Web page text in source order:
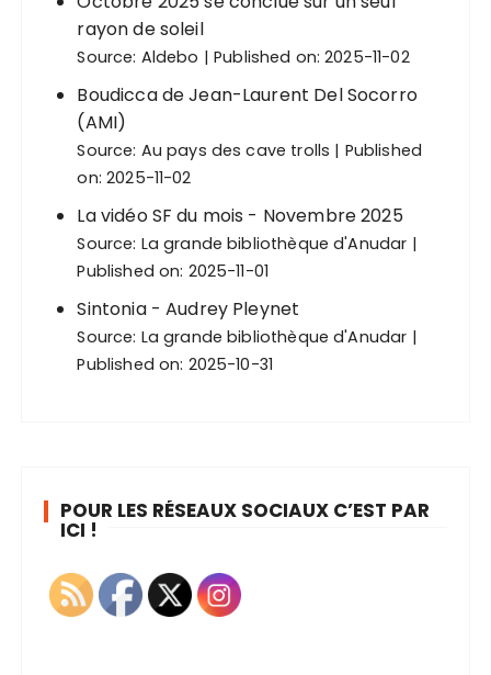
rayon de soleil
Source: Aldebo Published on: 2025-11-02
Boudicca de Jean-Laurent Del Socorro
(AMI)
Source: Au pays des cave trolls
Published
on: 2025-11-02
La vidéo SF du mois - Novembre 2025
Source: La grande bibliothèque d'Anudar
Published on: 2025-11-01
Sintonia - Audrey Pleynet
Source: La grande bibliothèque d'Anudar
Published on: 2025-10-31
POUR LES RÉSEAUX SOCIAUX C’EST PAR
ICI !